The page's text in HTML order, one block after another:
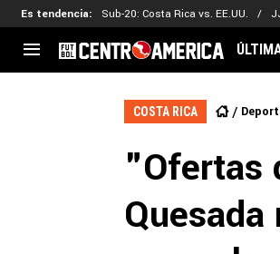
Es tendencia: Sub-20: Costa Rica vs. EE.UU.
CENTROAMÉRICA
CONCACAF
Liga de
Copa de
COSTA RICA
"Ofertas